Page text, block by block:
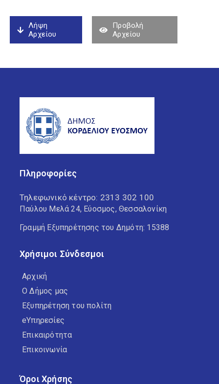
Λήψη
Αρχείου
Προβολή
Αρχείου
Πληροφορίες
Τηλεφωνικό κέντρο: 2313 302 100
Παύλου Μελά 24, Εύοσμος, Θεσσαλονίκη
Γραμμή Εξυπηρέτησης του Δημότη: 15388
Χρήσιμοι Σύνδεσμοι
Αρχική
Ο Δήμος μας
Εξυπηρέτηση του πολίτη
eΥπηρεσίες
Επικαιρότητα
Επικοινωνία
Όροι Χρήσης